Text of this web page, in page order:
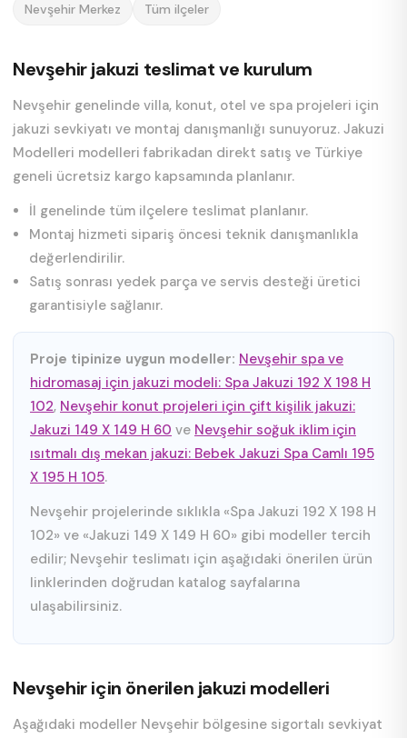
Nevşehir Merkez Tüm ilçeler
Nevşehir jakuzi teslimat ve kurulum
Nevşehir genelinde villa, konut, otel ve spa projeleri için
jakuzi sevkiyatı ve montaj danışmanlığı sunuyoruz. Jakuzi
Modelleri modelleri fabrikadan direkt satış ve Türkiye
geneli ücretsiz kargo kapsamında planlanır.
İl genelinde tüm ilçelere teslimat planlanır.
Montaj hizmeti sipariş öncesi teknik danışmanlıkla
değerlendirilir.
Satış sonrası yedek parça ve servis desteği üretici
garantisiyle sağlanır.
Proje tipinize uygun modeller: Nevşehir spa ve
hidromasaj için jakuzi modeli: Spa Jakuzi 192 X 198 H
102, Nevşehir konut projeleri için çift kişilik jakuzi:
Jakuzi 149 X 149 H 60 ve Nevşehir soğuk iklim için
ısıtmalı dış mekan jakuzi: Bebek Jakuzi Spa Camlı 195
X 195 H 105.
Nevşehir projelerinde sıklıkla «Spa Jakuzi 192 X 198 H
102» ve «Jakuzi 149 X 149 H 60» gibi modeller tercih
edilir; Nevşehir teslimatı için aşağıdaki önerilen ürün
linklerinden doğrudan katalog sayfalarına
ulaşabilirsiniz.
Nevşehir için önerilen jakuzi modelleri
Aşağıdaki modeller Nevşehir bölgesine sigortalı sevkiyat